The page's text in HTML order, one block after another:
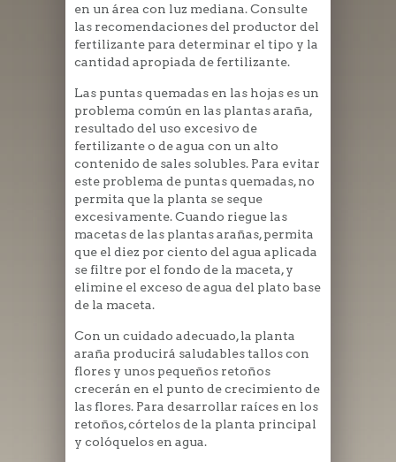
en un área con luz mediana. Consulte
las recomendaciones del productor del
fertilizante para determinar el tipo y la
cantidad apropiada de fertilizante.
Las puntas quemadas en las hojas es un
problema común en las plantas araña,
resultado del uso excesivo de
fertilizante o de agua con un alto
contenido de sales solubles. Para evitar
este problema de puntas quemadas, no
permita que la planta se seque
excesivamente. Cuando riegue las
macetas de las plantas arañas, permita
que el diez por ciento del agua aplicada
se filtre por el fondo de la maceta, y
elimine el exceso de agua del plato base
de la maceta.
Con un cuidado adecuado, la planta
araña producirá saludables tallos con
flores y unos pequeños retoños
crecerán en el punto de crecimiento de
las flores. Para desarrollar raíces en los
retoños, córtelos de la planta principal
y colóquelos en agua.